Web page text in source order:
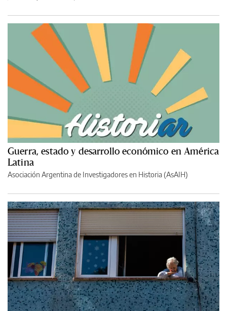
Guerra, estado y desarrollo económico en América
Latina
Asociación Argentina de Investigadores en Historia (AsAIH)